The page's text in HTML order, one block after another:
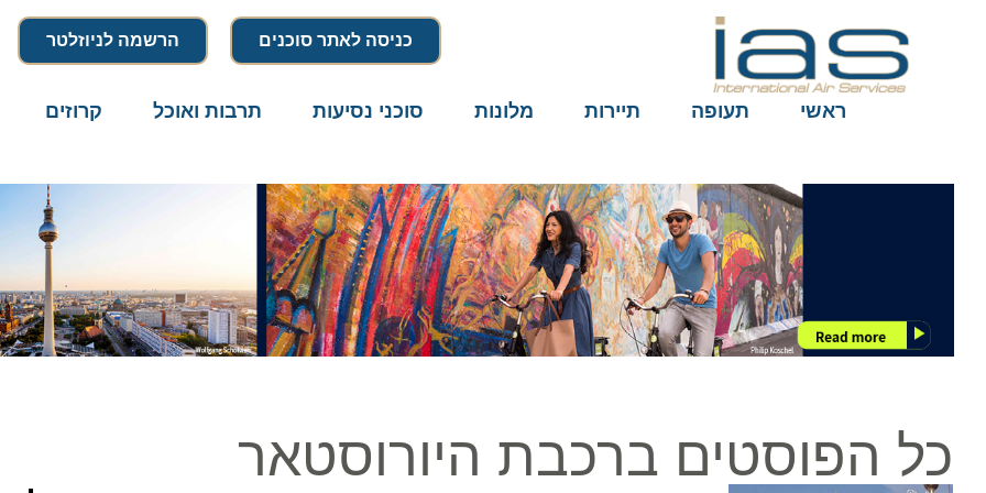
כניסה לאתר סוכנים הרשמה לניוזלטר
ראשי תעופה תיירות מלונות סוכני נסיעות תרבות ואוכל קרוזים
כל הפוסטים ברכבת היורוסטאר